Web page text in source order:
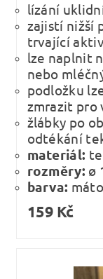
lízání
zajistí nižší
trvající
lze naplnit
nebo
podložku
zmrazit pro
žlábky po
odtékání
materiál:
rozměry: ø
barva:
159 Kč